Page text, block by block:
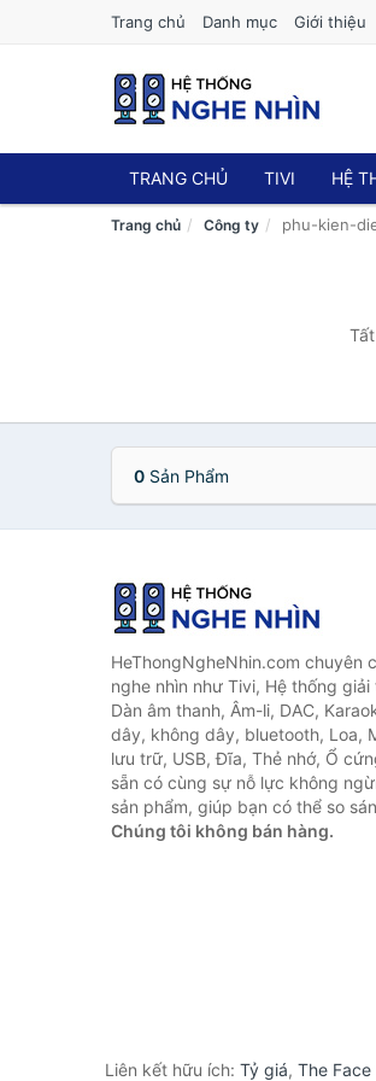
Trang chủ Danh mục Giới thiệu
TRANG CHỦ TIVI HỆ
Trang chủ Công ty phu-kien-
0 Sản Phẩm
HeThongNgheNhin.com
nghe nhìn như Tivi, Hệ thống
Dàn âm thanh, Âm-li, DAC,
dây, không dây, bluetooth, Loa,
lưu trữ, USB, Đĩa, Thẻ nhớ, Ổ
sẵn có cùng sự nỗ lực không
sản phẩm, giúp bạn có thể so
Chúng tôi không bán hàng.
Liên kết hữu ích: Tỷ giá, The